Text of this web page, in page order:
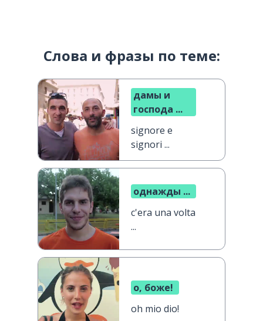
Слова и фразы по теме:
дамы и
господа ...
signore e
signori ...
однажды ...
c'era una volta
...
о, боже!
oh mio dio!